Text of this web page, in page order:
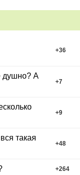
+36
душно? А
+7
+9
такая
+48
+264